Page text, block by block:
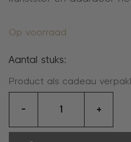
Op voorraad
Aantal stuks:
Product als cadeau
-
aantal
+